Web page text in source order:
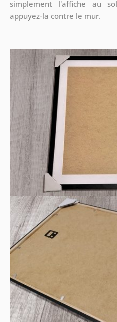
simplement l'affiche au
appuyez-la contre le mur.